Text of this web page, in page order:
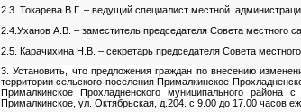
2.3. Токарева В.Г. – ведущий специалист местной
2.4.Уханов А.В. – заместитель председателя Совета местного
2.5. Карачихина Н.В. – секретарь председателя Совета
3. Установить, что предложения граждан по внесению
территории сельского поселения Прималкинское
Прималкинское Прохладненского муниципального
Прималкинское, ул. Октябрьская, д.204. с 9.00 до 17.00 часов